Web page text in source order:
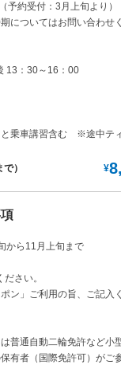
予約受付：3月上旬より）
についてはお問い合わせ
13：30～16：00
と乗車講習含む ※途中テ
） ¥
から11月上旬まで
さい。
ン」ご利用の旨、ご記入
普通自動二輪免許など小
有者（国際免許可）がご